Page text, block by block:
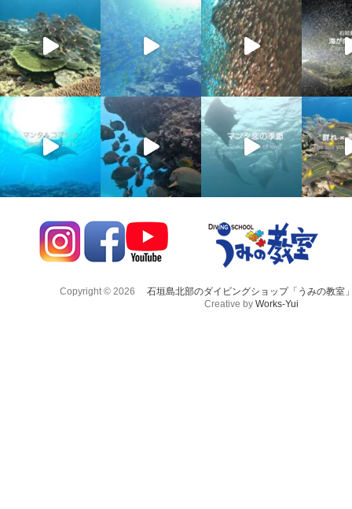
Copyright © 2026
石垣島北部のダイビングショップ「うみの教室
Creative by Works-Yui